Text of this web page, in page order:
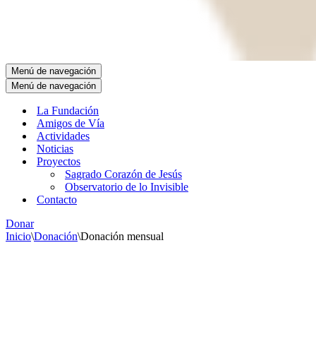
Menú de navegación
Menú de navegación
La Fundación
Amigos de Vía
Actividades
Noticias
Proyectos
Sagrado Corazón de Jesús
Observatorio de lo Invisible
Contacto
Donar
Inicio\Donación\Donación mensual